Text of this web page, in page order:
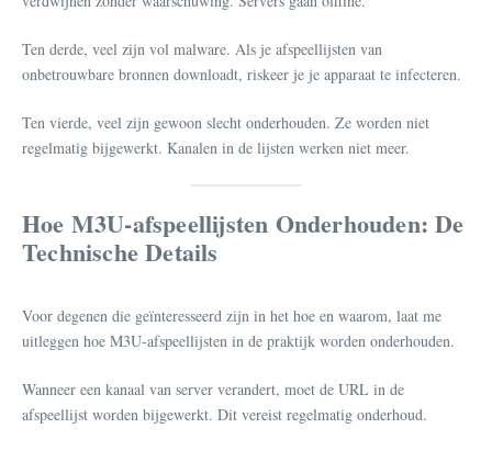
Ten derde, veel zijn vol malware. Als je afspeellijsten van
onbetrouwbare bronnen downloadt, riskeer je je apparaat te infecteren.
Ten vierde, veel zijn gewoon slecht onderhouden. Ze worden niet
regelmatig bijgewerkt. Kanalen in de lijsten werken niet meer.
Hoe M3U-afspeellijsten Onderhouden: De
Technische Details
Voor degenen die geïnteresseerd zijn in het hoe en waarom, laat me
uitleggen hoe M3U-afspeellijsten in de praktijk worden onderhouden.
Wanneer een kanaal van server verandert, moet de URL in de
afspeellijst worden bijgewerkt. Dit vereist regelmatig onderhoud.